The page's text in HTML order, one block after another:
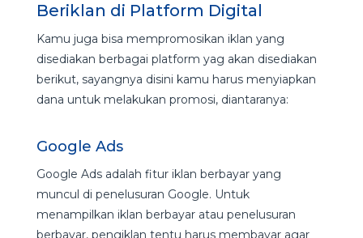
Beriklan di Platform Digital
Kamu juga bisa mempromosikan iklan yang
disediakan berbagai platform yag akan disediakan
berikut, sayangnya disini kamu harus menyiapkan
dana untuk melakukan promosi, diantaranya:
Google Ads
Google Ads adalah fitur iklan berbayar yang
muncul di penelusuran Google. Untuk
menampilkan iklan berbayar atau penelusuran